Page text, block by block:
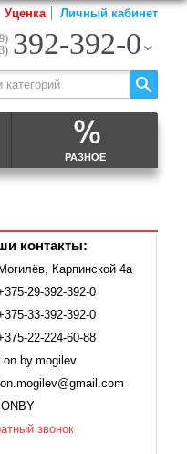
РАЗНОЕ
Уценка Личный кабинет
392-392-0
контакты:
Могилёв, Карпинской 4а
29-392-392-0
33-392-392-0
22-224-60-88
IONBY
звонок